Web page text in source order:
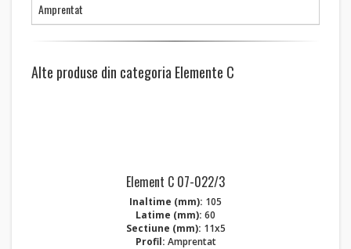
Amprentat
Alte produse din categoria Elemente C
Element C 07-022/3
Inaltime (mm): 105
Latime (mm): 60
Sectiune (mm): 11x5
Profil: Amprentat